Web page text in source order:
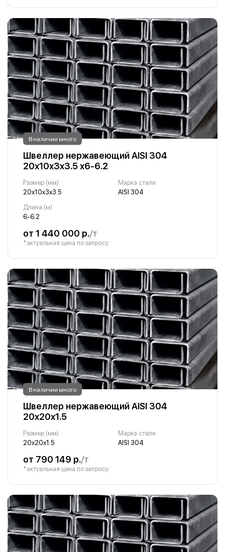
В наличии много
Швеллер нержавеющий AISI 304
20х10х3х3.5 х6-6.2
Размер (мм)
20х10х3х3.5
Марка стали
AISI 304
Длина (м)
6-6.2
от 1 440 000 р./т
*актуальная цена по запросу
В наличии много
Швеллер нержавеющий AISI 304
20х20х1.5
Размер (мм)
20х20х1.5
Марка стали
AISI 304
от 790 149 р./т
*актуальная цена по запросу